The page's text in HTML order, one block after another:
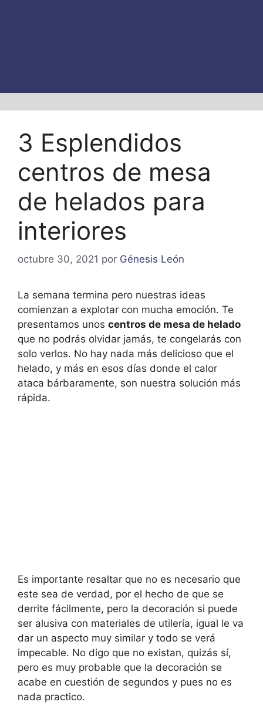
3 Esplendidos
centros de mesa
de helados para
interiores
octubre 30, 2021 por Génesis León
La semana termina pero nuestras ideas
comienzan a explotar con mucha emoción. Te
presentamos unos centros de mesa de helado
que no podrás olvidar jamás, te congelarás con
solo verlos. No hay nada más delicioso que el
helado, y más en esos días donde el calor
ataca bárbaramente, son nuestra solución más
rápida.
Es importante resaltar que no es necesario que
este sea de verdad, por el hecho de que se
derrite fácilmente, pero la decoración si puede
ser alusiva con materiales de utilería, igual le va
dar un aspecto muy similar y todo se verá
impecable. No digo que no existan, quizás sí,
pero es muy probable que la decoración se
acabe en cuestión de segundos y pues no es
nada practico.